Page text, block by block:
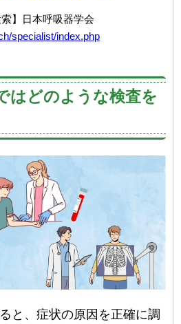
】日本呼吸器学会
specialist/index.php
はどのような検査を
と、症状の原因を正確に調